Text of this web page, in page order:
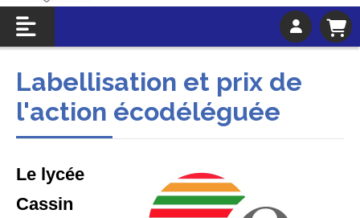
Labellisation et prix de
l'action écodéléguée
Le lycée
Cassin